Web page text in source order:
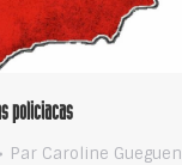
policiacas
Par Caroline Gueguen